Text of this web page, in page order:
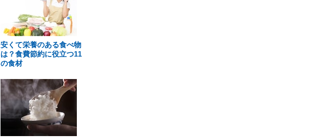
安くて栄養のある食べ物
は？食費節約に役立つ11
の食材